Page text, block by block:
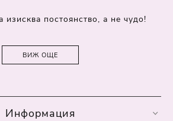
изисква постоянство, а не чудо!
ВИЖ ОЩЕ
Информация